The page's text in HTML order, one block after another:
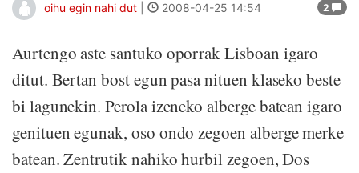
2
oihu egin nahi dut 2008-04-25 14:54
Aurtengo aste santuko oporrak Lisboan igaro
ditut. Bertan bost egun pasa nituen klaseko beste
bi lagunekin. Perola izeneko alberge batean igaro
genituen egunak, oso ondo zegoen alberge merke
batean. Zentrutik nahiko hurbil zegoen, Dos